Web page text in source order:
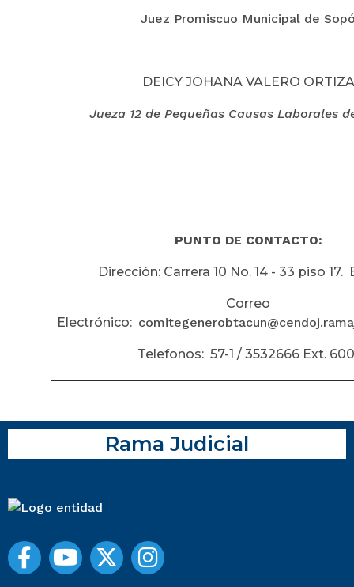
Juez Promiscuo Municipal de
DEICY JOHANA VALERO ORTIZA
Jueza 12 de Pequeñas Causas Laborales
PUNTO DE CONTACTO:
Dirección: Carrera 10 No. 14 - 33 piso
Correo
Electrónico:
Telefonos: 57-1 / 3532666 Ext.
Rama Judicial